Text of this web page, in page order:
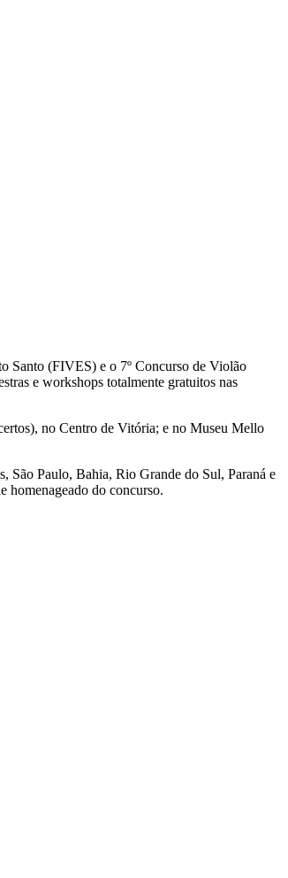
Santo (FIVES) e o 7º Concurso de Violão
e workshops totalmente gratuitos nas
no Centro de Vitória; e no Museu Mello
São Paulo, Bahia, Rio Grande do Sul, Paraná e
homenageado do concurso.